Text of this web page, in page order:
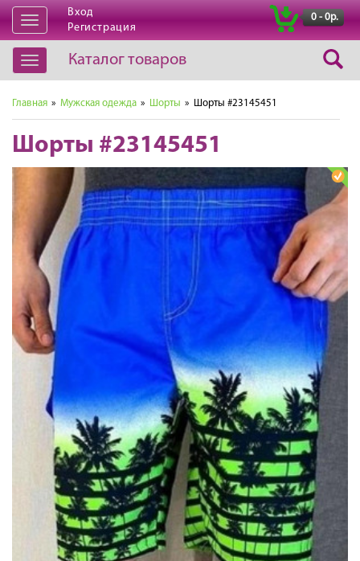
Открыть
навигацию
Вход
Регистрация
0 - 0р.
Открыть
навигацию
Каталог товаров
Главная » Мужская одежда » Шорты » Шорты #23145451
Шорты #23145451